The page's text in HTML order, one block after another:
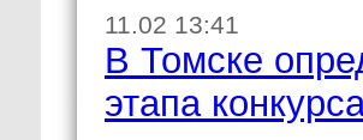
11.02 13:41
В Томске
этапа